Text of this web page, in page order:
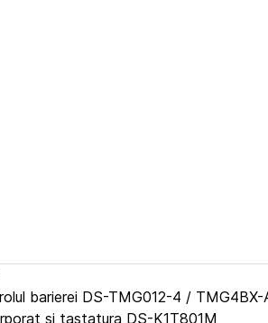
barierei DS-TMG012-4 / TMG4BX-
si tastatura DS-K1T801M